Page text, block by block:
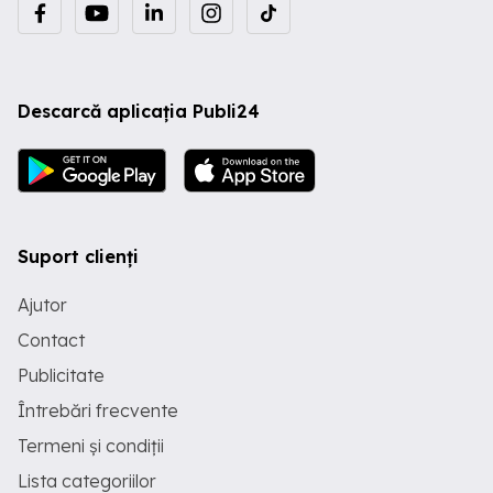
Descarcă aplicația Publi24
Suport clienți
Ajutor
Contact
Publicitate
Întrebări frecvente
Termeni și condiții
Lista categoriilor